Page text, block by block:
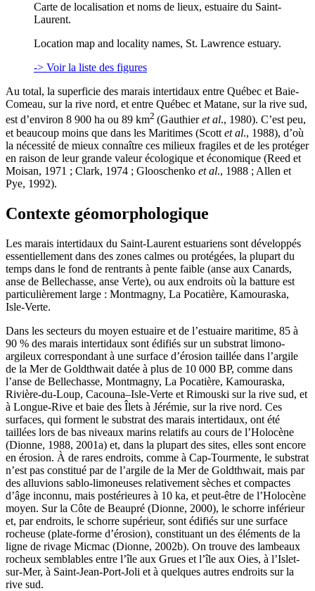
Carte de localisation et noms de lieux, estuaire du Saint-
Laurent.
Location map and locality names, St. Lawrence estuary.
-> Voir la liste des figures
Au total, la superficie des marais intertidaux entre Québec et Baie-
Comeau, sur la rive nord, et entre Québec et Matane, sur la rive sud,
est d’environ 8 900 ha ou 89 km2 (Gauthieret al., 1980). C’est peu,
et beaucoup moins que dans les Maritimes (Scott et al., 1988), d’où
la nécessité de mieux connaître ces milieux fragiles et de les protéger
en raison de leur grande valeur écologique et économique (Reed et
Moisan, 1971 ; Clark, 1974 ; Glooschenko et al., 1988 ; Allen et
Pye, 1992).
Contexte géomorphologique
Les marais intertidaux du Saint-Laurent estuariens sont développés
essentiellement dans des zones calmes ou protégées, la plupart du
temps dans le fond de rentrants à pente faible (anse aux Canards,
anse de Bellechasse, anse Verte), ou aux endroits où la batture est
particulièrement large : Montmagny, La Pocatière, Kamouraska,
Isle-Verte.
Dans les secteurs du moyen estuaire et de l’estuaire maritime, 85 à
90 % des marais intertidaux sont édifiés sur un substrat limono-
argileux correspondant à une surface d’érosion taillée dans l’argile
de la Mer de Goldthwait datée à plus de 10 000 BP, comme dans
l’anse de Bellechasse, Montmagny, La Pocatière, Kamouraska,
Rivière-du-Loup, Cacouna–Isle-Verte et Rimouski sur la rive sud, et
à Longue-Rive et baie des Îlets à Jérémie, sur la rive nord. Ces
surfaces, qui forment le substrat des marais intertidaux, ont été
taillées lors de bas niveaux marins relatifs au cours de l’Holocène
(Dionne, 1988, 2001a) et, dans la plupart des sites, elles sont encore
en érosion. À de rares endroits, comme à Cap-Tourmente, le substrat
n’est pas constitué par de l’argile de la Mer de Goldthwait, mais par
des alluvions sablo-limoneuses relativement sèches et compactes
d’âge inconnu, mais postérieures à 10 ka, et peut-être de l’Holocène
moyen. Sur la Côte de Beaupré (Dionne, 2000), le schorre inférieur
et, par endroits, le schorre supérieur, sont édifiés sur une surface
rocheuse (plate-forme d’érosion), constituant un des éléments de la
ligne de rivage Micmac (Dionne, 2002b). On trouve des lambeaux
rocheux semblables entre l’île aux Grues et l’île aux Oies, à l’Islet-
sur-Mer, à Saint-Jean-Port-Joli et à quelques autres endroits sur la
rive sud.